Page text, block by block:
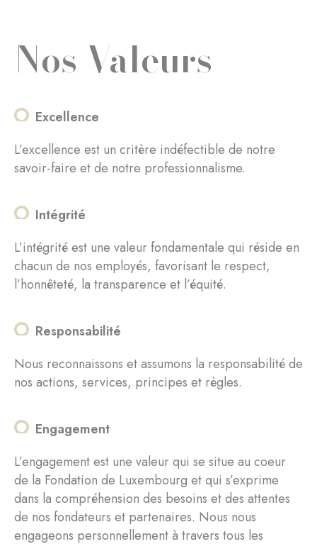
Nos Valeurs
Excellence
L’excellence est un critère indéfectible de notre
savoir-faire et de notre professionnalisme.
Intégrité
L’intégrité est une valeur fondamentale qui réside en
chacun de nos employés, favorisant le respect,
l’honnêteté, la transparence et l’équité.
Responsabilité
Nous reconnaissons et assumons la responsabilité de
nos actions, services, principes et règles.
Engagement
L’engagement est une valeur qui se situe au coeur
de la Fondation de Luxembourg et qui s’exprime
dans la compréhension des besoins et des attentes
de nos fondateurs et partenaires. Nous nous
engageons personnellement à travers tous les